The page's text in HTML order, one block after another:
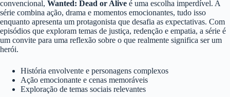
convencional, Wanted: Dead or Alive é uma escolha imperdível. A
série combina ação, drama e momentos emocionantes, tudo isso
enquanto apresenta um protagonista que desafia as expectativas. Com
episódios que exploram temas de justiça, redenção e empatia, a série é
um convite para uma reflexão sobre o que realmente significa ser um
herói.
História envolvente e personagens complexos
Ação emocionante e cenas memoráveis
Exploração de temas sociais relevantes